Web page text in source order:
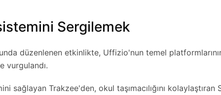
Sergilemek
düzenlenen etkinlikte, Uffizio'nun temel
vurgulandı.
sağlayan Trakzee'den, okul taşımacılığını kolaylaştıran